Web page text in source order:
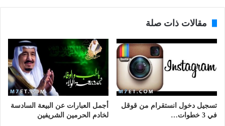
مقالات ذات صلة
تسجيل دخول انستقرام من قوقل
في 3 خطوات…
أجمل العبارات عن البيعة السادسة
لخادم الحرمين الشريفين